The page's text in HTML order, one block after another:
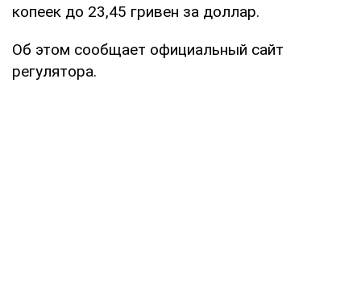
копеек до 23,45 гривен за доллар.
Об этом сообщает официальный сайт
регулятора.